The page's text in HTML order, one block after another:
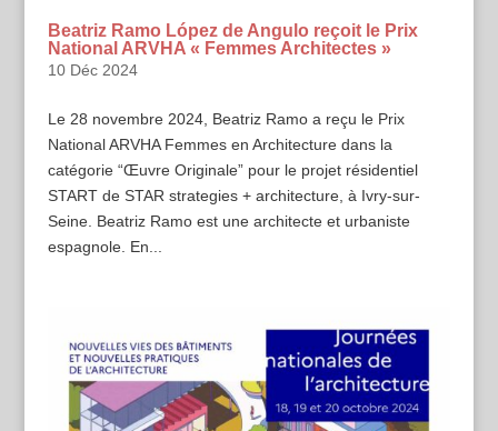
Beatriz Ramo López de Angulo reçoit le Prix
National ARVHA « Femmes Architectes »
10 Déc 2024
Le 28 novembre 2024, Beatriz Ramo a reçu le Prix
National ARVHA Femmes en Architecture dans la
catégorie “Œuvre Originale” pour le projet résidentiel
START de STAR strategies + architecture, à Ivry-sur-
Seine. Beatriz Ramo est une architecte et urbaniste
espagnole. En...